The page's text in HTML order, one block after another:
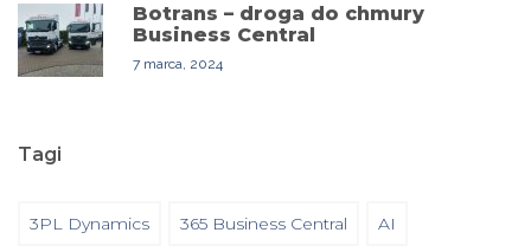
Botrans – droga do chmury
Business Central
7 marca, 2024
Tagi
3PL Dynamics 365 Business Central AI